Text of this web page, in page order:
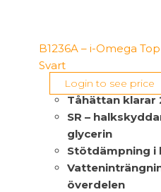
B1236A – i-Omega
Svart
Login to see price
Tåhättan klarar
SR –
glycerin
Stötdämpning i
överdelen